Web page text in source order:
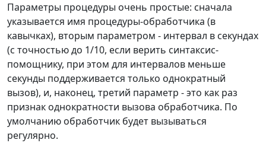
Параметры процедуры очень простые: сначала
указывается имя процедуры-обработчика (в
кавычках), вторым параметром - интервал в секундах
(с точностью до 1/10, если верить синтаксис-
помощнику, при этом для интервалов меньше
секунды поддерживается только однократный
вызов), и, наконец, третий параметр - это как раз
признак однократности вызова обработчика. По
умолчанию обработчик будет вызываться
регулярно.